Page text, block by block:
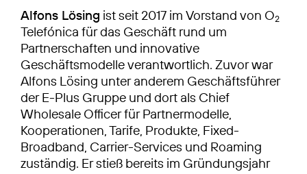
Alfons Lösing ist seit 2017 im Vorstand von O2
Telefónica für das Geschäft rund um
Partnerschaften und innovative
Geschäftsmodelle verantwortlich. Zuvor war
Alfons Lösing unter anderem Geschäftsführer
der E-Plus Gruppe und dort als Chief
Wholesale Officer für Partnermodelle,
Kooperationen, Tarife, Produkte, Fixed-
Broadband, Carrier-Services und Roaming
zuständig. Er stieß bereits im Gründungsjahr